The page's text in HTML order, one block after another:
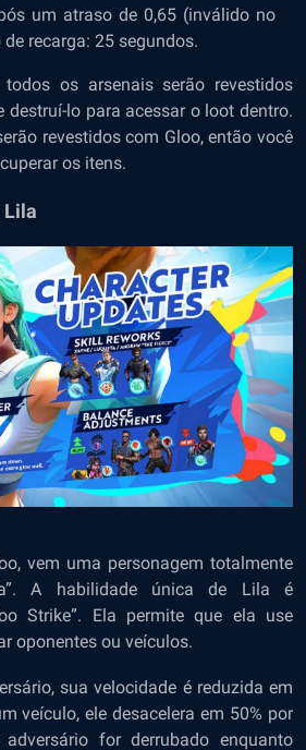
um atraso de 0,65 (inválido no
recarga: 25 segundos.
todos os arsenais serão revestidos
destruí-lo para acessar o loot dentro.
revestidos com Gloo, então você
os itens.
Lila
vem uma personagem totalmente
A habilidade única de Lila é
Strike”. Ela permite que ela use
oponentes ou veículos.
sua velocidade é reduzida em
veículo, ele desacelera em 50% por
for derrubado enquanto